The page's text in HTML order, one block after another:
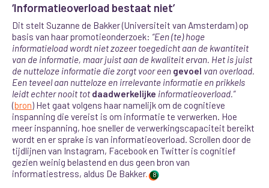
‘Informatieoverload bestaat niet’
Dit stelt Suzanne de Bakker (Universiteit van Amsterdam) op
basis van haar promotieonderzoek:“Een (te) hoge
informatieload wordt niet zozeer toegedicht aan de kwantiteit
van de informatie, maar juist aan de kwaliteit ervan. Het is juist
de nutteloze informatie die zorgt voor een gevoel van overload.
Een teveel aan nutteloze en irrelevante informatie en prikkels
leidt echter nooit totdaadwerkelijke informatieoverload.”
(bron) Het gaat volgens haar namelijk om de cognitieve
inspanning die vereist is om informatie te verwerken. Hoe
meer inspanning, hoe sneller de verwerkingscapaciteit bereikt
wordt en er sprake is van informatieoverload. Scrollen door de
tijdlijnen van Instagram, Facebook en Twitter is cognitief
gezien weinig belastend en dus geen bron van
informatiestress, aldus De Bakker. 8